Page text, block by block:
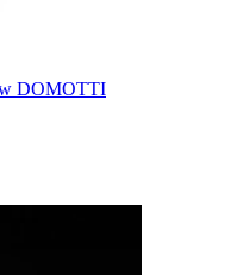
DOMOTTI